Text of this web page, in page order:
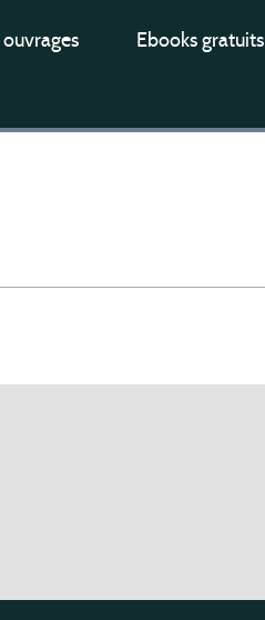
Ebooks gratuits